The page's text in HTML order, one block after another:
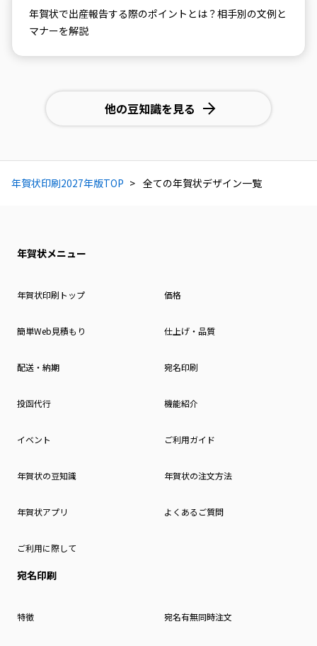
年賀状で出産報告する際のポイントとは？相手別の文例と
マナーを解説
他の豆知識を見る
年賀状印刷2027年版TOP 全ての年賀状デザイン一覧
年賀状メニュー
年賀状印刷トップ 価格
簡単Web見積もり 仕上げ・品質
配送・納期 宛名印刷
投函代行 機能紹介
イベント ご利用ガイド
年賀状の豆知識 年賀状の注文方法
年賀状アプリ よくあるご質問
ご利用に際して
宛名印刷
特徴 宛名有無同時注文